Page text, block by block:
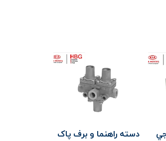
دسته راهنما و برف پاک